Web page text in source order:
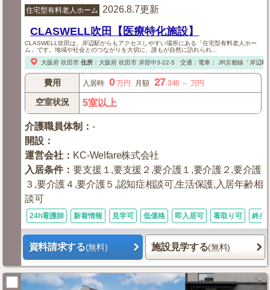
住宅型有料老人ホーム 2026.8.7更新
CLASWELL吹田【医療特化施設】
CLASWELL吹田は、岸辺駅からもアクセスしやすい場所にある「住宅型有料老人ホー
ム」です。地域や社会とのつながりを大切に、誰もが自然に訪れられ...
大阪府 吹田市 住所： 大阪府 吹田市岸部中3-22-5 交通：電車： JR京都線「岸辺駅
費用 入居時 0万円 月額 27 .346 ～ 万円
空室状況 5室以上
介護職員体制 ：-
開設 ：
運営会社 ： KC-Welfare株式会社
入居条件：要支援１,要支援２,要介護１,要介護２,要介護
３,要介護４,要介護５,認知症相談可,生活保護,入居年齢相
談可
24h看護師 新着情報 見学可 低価格 即入居可 看取り可 終身
資料請求する(無料) 施設見学する(無料)